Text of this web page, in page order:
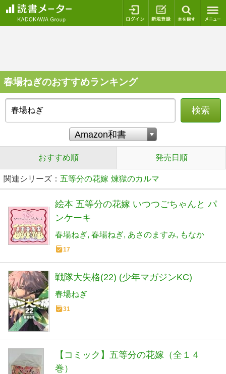
ログイン 新規登録
春場ねぎのおすすめランキング
検索
おすすめ順 発売日順
関連シリーズ： 五等分の花嫁 煉獄のカルマ
絵本 五等分の花嫁 いつつごちゃんと パ
ンケーキ
春場ねぎ 春場ねぎ あさのますみ もなか
17
戦隊大失格(22) (少年マガジンKC)
春場ねぎ
31
【コミック】五等分の花嫁（全１４
巻）